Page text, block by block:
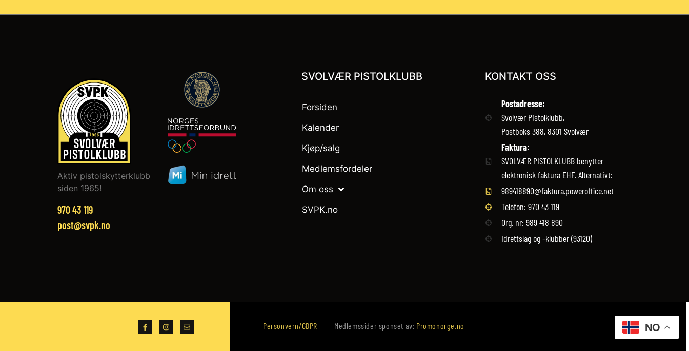
Aktiv pistolskytterklubb
siden 1965!
970 43 119‬
post@svpk.no
SVOLVÆR PISTOLKLUBB
Forsiden
Kalender
Kjøp/salg
Medlemsfordeler
Om oss
SVPK.no
KONTAKT OSS
Postadresse:
Svolvær Pistolklubb,
Postboks 388, 8301 Svolvær
Faktura:
SVOLVÆR PISTOLKLUBB benytter
elektronisk faktura EHF. Alternativt:
989418890@faktura.poweroffice.net
Telefon: 970 43 119‬
Org. nr: 989 418 890
Idrettslag og -klubber (93120)
Personvern/GDPR Medlemssider sponset av: Promonorge.no NO